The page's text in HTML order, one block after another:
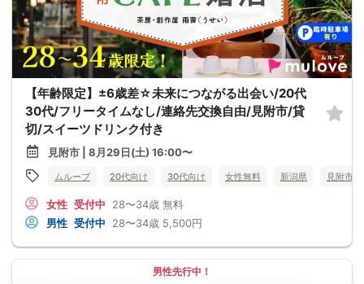
【年齢限定】±6歳差☆未来につながる出会い/20代
30代/フリータイムなし/連絡先交換自由/見附市/貸
切/スイーツドリンク付き
見附市 | 8月29日(土) 16:00〜
ムルーブ 20代向け 30代向け 女性無料 新潟県 見附市
女性 受付中 28〜34歳 無料
男性 受付中 28〜34歳 5,500円
男性先行中！